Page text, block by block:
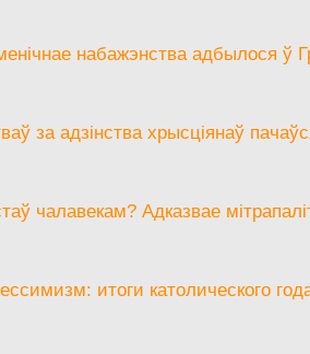
набажэнства адбылося ў
за адзінства хрысціянаў
чалавекам? Адказвае
итоги католического